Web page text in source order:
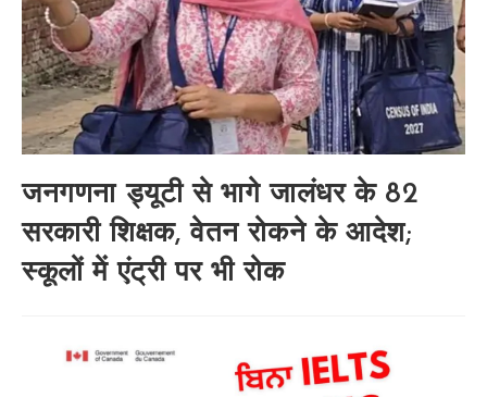
जनगणना ड्यूटी से भागे जालंधर के 82
सरकारी शिक्षक, वेतन रोकने के आदेश;
स्कूलों में एंट्री पर भी रोक